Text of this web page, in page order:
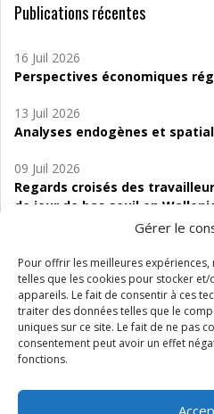
Gérer le
Pour offrir les meilleures
telles que les cookies pour stocker
appareils. Le fait de consentir à ces
traiter des données telles que le
uniques sur ce site. Le fait de ne pas
consentement peut avoir un effet
fonctions.
Publications récentes
16 Juil 2026
Perspectives économiques
13 Juil 2026
Analyses endogènes et
09 Juil 2026
Regards croisés des
de jour de bas seuil en
06 Juil 2026
Étude d’évaluabilité des
d’accompagnement à
01 Juil 2026
Pénurie du personnel infirmier
Wallonie ?